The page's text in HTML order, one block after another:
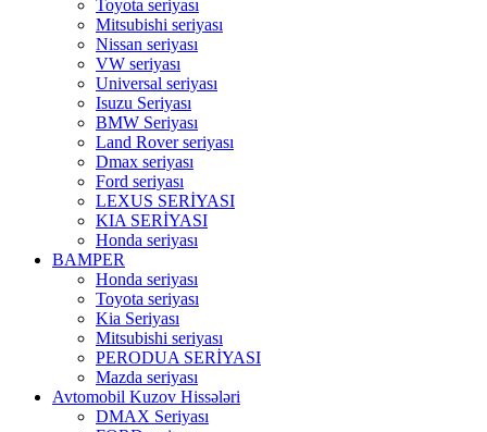
Toyota seriyası
Mitsubishi seriyası
Nissan seriyası
VW seriyası
Universal seriyası
Isuzu Seriyası
BMW Seriyası
Land Rover seriyası
Dmax seriyası
Ford seriyası
LEXUS SERİYASI
KIA SERİYASI
Honda seriyası
BAMPER
Honda seriyası
Toyota seriyası
Kia Seriyası
Mitsubishi seriyası
PERODUA SERİYASI
Mazda seriyası
Avtomobil Kuzov Hissələri
DMAX Seriyası